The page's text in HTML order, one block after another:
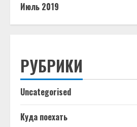
Июль 2019
РУБРИКИ
Uncategorised
Куда поехать